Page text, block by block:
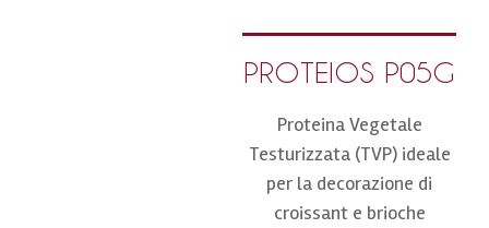
PROTEIOS P05G
Proteina Vegetale
Testurizzata (TVP) ideale
per la decorazione di
croissant e brioche